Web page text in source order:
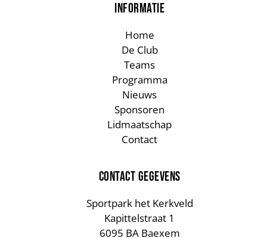
INFORMATIE
Home
De Club
Teams
Programma
Nieuws
Sponsoren
Lidmaatschap
Contact
CONTACT GEGEVENS
Sportpark het Kerkveld
Kapittelstraat 1
6095 BA Baexem